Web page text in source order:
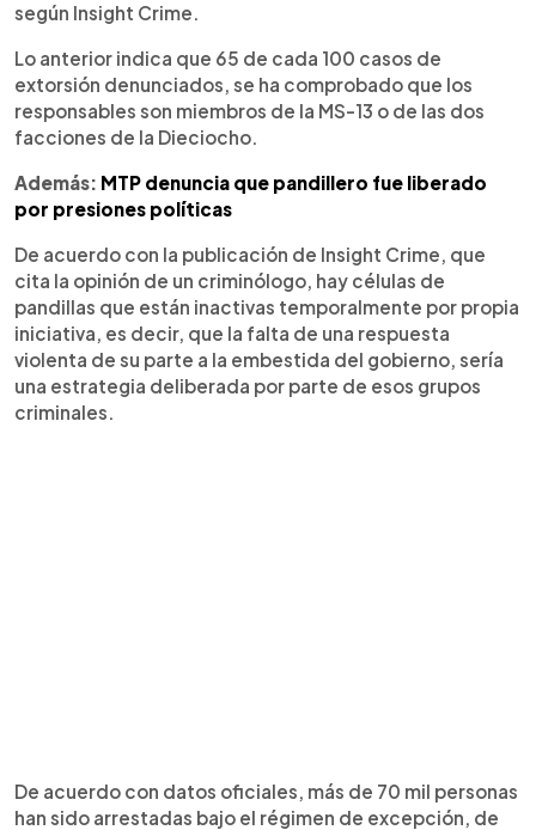
según Insight Crime.
Lo anterior indica que 65 de cada 100 casos de
extorsión denunciados, se ha comprobado que los
responsables son miembros de la MS-13 o de las dos
facciones de la Dieciocho.
Además: MTP denuncia que pandillero fue liberado
por presiones políticas
De acuerdo con la publicación de Insight Crime, que
cita la opinión de un criminólogo, hay células de
pandillas que están inactivas temporalmente por propia
iniciativa, es decir, que la falta de una respuesta
violenta de su parte a la embestida del gobierno, sería
una estrategia deliberada por parte de esos grupos
criminales.
De acuerdo con datos oficiales, más de 70 mil personas
han sido arrestadas bajo el régimen de excepción, de